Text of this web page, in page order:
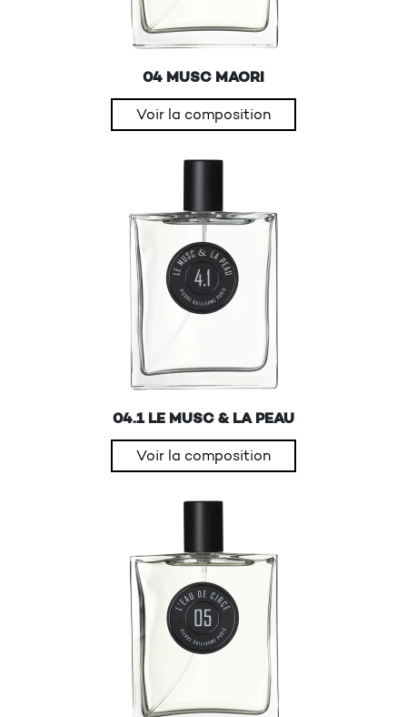
04 MUSC MAORI
Voir la composition
04.1 LE MUSC & LA PEAU
Voir la composition